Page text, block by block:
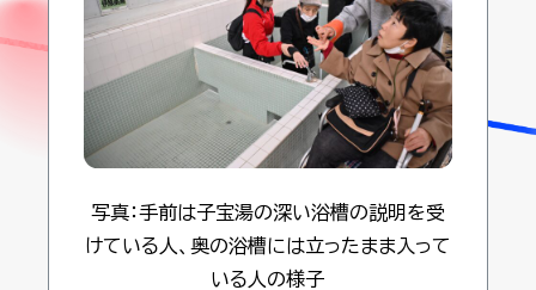
写真：手前は子宝湯の深い浴槽の説明を受
けている人、奥の浴槽には立ったまま入って
いる人の様子